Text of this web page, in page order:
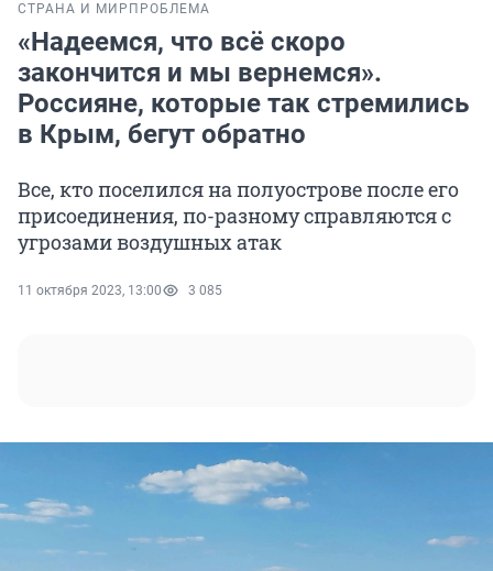
СТРАНА И МИР ПРОБЛЕМА
«Надеемся, что всё скоро
закончится и мы вернемся».
Россияне, которые так стремились
в Крым, бегут обратно
Все, кто поселился на полуострове после его
присоединения, по-разному справляются с
угрозами воздушных атак
11 октября 2023, 13:00 3 085